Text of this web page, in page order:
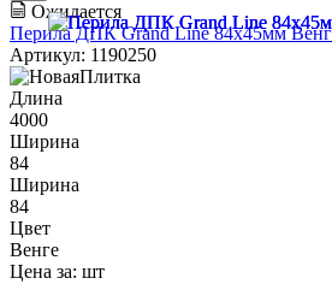
Ожидается
Перила ДПК Grand Line 84х45мм
Артикул: 1190250
Длина
4000
Ширина
84
Ширина
84
Цвет
Венге
Цена за: шт